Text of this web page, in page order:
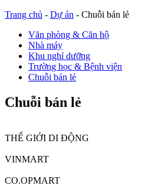
Trang chủ - Dự án - Chuỗi bán lẻ
Văn phòng & Căn hộ
Nhà máy
Khu nghỉ dưỡng
Trường học & Bệnh viện
Chuỗi bán lẻ
Chuỗi bán lẻ
THẾ GIỚI DI ĐỘNG
VINMART
CO.OPMART